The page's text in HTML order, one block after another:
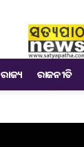
ରାଜ୍ୟ ରାଜନୀତି